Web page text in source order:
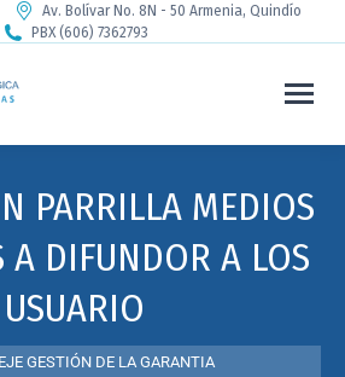
Av. Bolívar No. 8N - 50 Armenia, Quindío
PBX (606) 7362793
PARRILLA MEDIOS
A DIFUNDOR A LOS
USUARIO
EJE GESTIÓN DE LA GARANTIA